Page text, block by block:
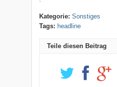
Kategorie: Sonstiges
Tags: headline
Teile diesen Beitrag